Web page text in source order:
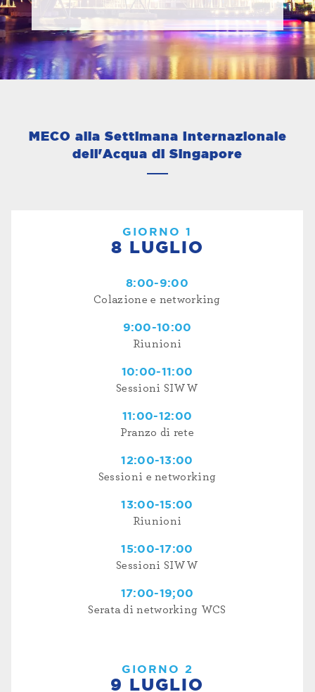
MECO alla Settimana Internazionale
dell'Acqua di Singapore
GIORNO 1
8 LUGLIO
8:00-9:00
Colazione e networking
9:00-10:00
Riunioni
10:00-11:00
Sessioni SIWW
11:00-12:00
Pranzo di rete
12:00-13:00
Sessioni e networking
13:00-15:00
Riunioni
15:00-17:00
Sessioni SIWW
17:00-19;00
Serata di networking WCS
GIORNO 2
9 LUGLIO